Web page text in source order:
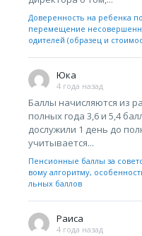
Доверенность на ребенка
перемещение
одителей (образец и
Юка
4 года назад
Баллы начисляются из
полных года 3,6 и 5,4
дослужили 1 день до
учитывается...
Пенсионные баллы за
вому алгоритму,
льных баллов
Раиса
4 года назад